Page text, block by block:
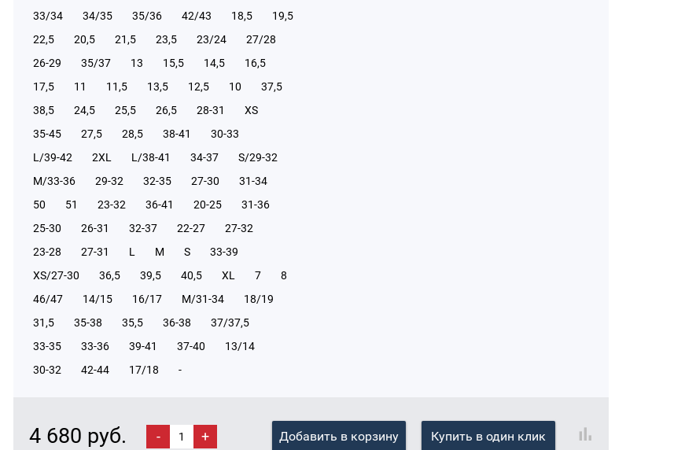
33/34
34/35 35/36 42/43 18,5
19,5
22,5
20,5 21,5 23,5 23/24
27/28
26-29
35/37 13 15,5 14,5
16,5
17,5
11 11,5 13,5 12,5 10
37,5
38,5
24,5 25,5 26,5 28-31
XS
35-45
27,5 28,5 38-41
30-33
L/39-42
2XL L/38-41 34-37
S/29-32
М/33-36
29-32 32-35 27-30
31-34
50
51 23-32 36-41 20-25
31-36
25-30
26-31 32-37 22-27
27-32
23-28
27-31 L M S
33-39
XS/27-30
36,5 39,5 40,5 XL 7
8
46/47
14/15 16/17 М/31-34
18/19
31,5
35-38 35,5 36-38
37/37,5
33-35
33-36 39-41 37-40
13/14
30-32
42-44 17/18 -
4 680 руб. - + Добавить в корзину Купить в один клик